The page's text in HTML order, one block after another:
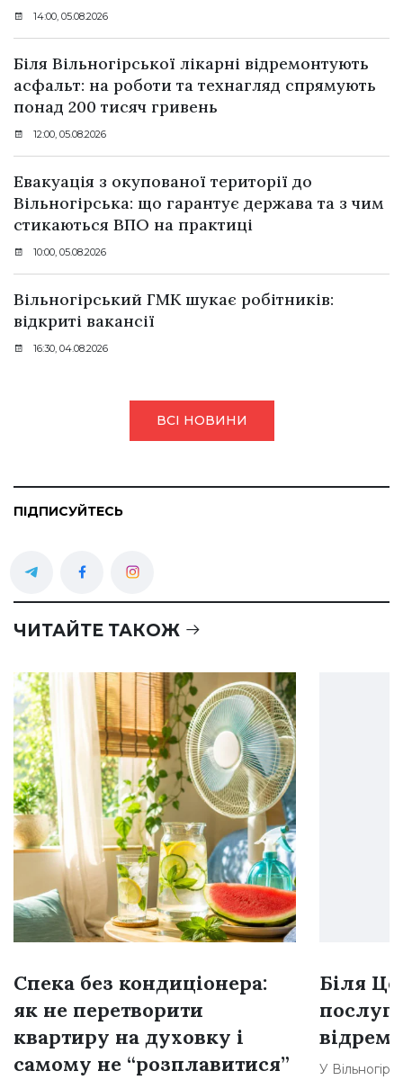
14:00, 05.08.2026
Біля Вільногірської лікарні відремонтують
асфальт: на роботи та технагляд спрямують
понад 200 тисяч гривень
12:00, 05.08.2026
Евакуація з окупованої території до
Вільногірська: що гарантує держава та з чим
стикаються ВПО на практиці
10:00, 05.08.2026
Вільногірський ГМК шукає робітників:
відкриті вакансії
16:30, 04.08.2026
ВСІ НОВИНИ
ПІДПИСУЙТЕСЬ
ЧИТАЙТЕ ТАКОЖ
Спека без кондиціонера:
як не перетворити
квартиру на духовку і
самому не “розплавитися”
Біля
послуг
У